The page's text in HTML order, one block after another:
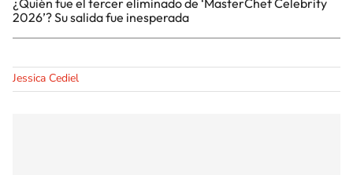
2026’? Su salida fue inesperada
Jessica Cediel